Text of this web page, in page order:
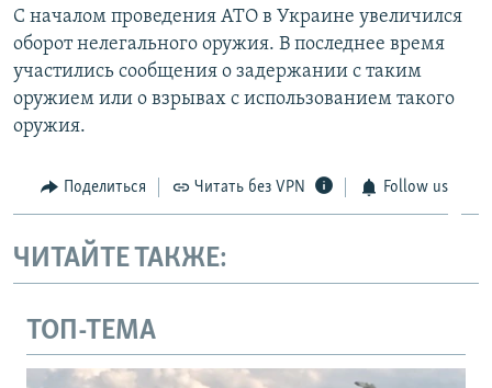
С началом проведения АТО в Украине увеличился
оборот нелегального оружия. В последнее время
участились сообщения о задержании с таким
оружием или о взрывах с использованием такого
оружия.
Поделиться Читать без VPN Follow us
ЧИТАЙТЕ ТАКЖЕ:
ТОП-ТЕМА